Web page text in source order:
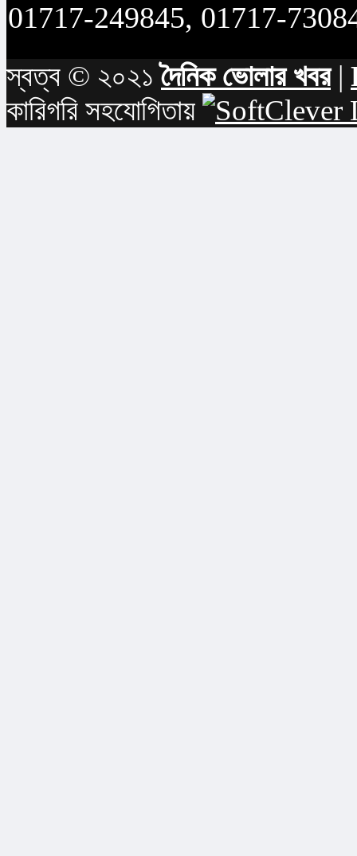
01717-249845, 01717-
স্বত্ব © ২০২১দৈনিক ভোলার খবর|
কারিগরি সহযোগিতায়